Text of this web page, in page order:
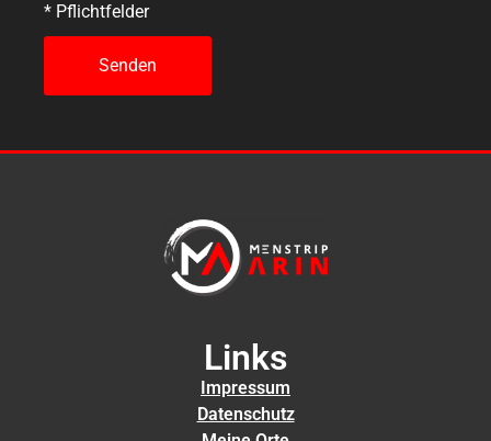
* Pflichtfelder
Links
Impressum
Datenschutz